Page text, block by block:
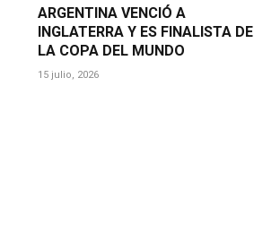
ARGENTINA VENCIÓ A
INGLATERRA Y ES FINALISTA DE
LA COPA DEL MUNDO
15 julio, 2026